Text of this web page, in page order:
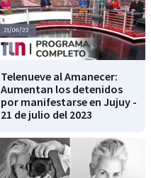
Telenueve al Amanecer:
Aumentan los detenidos
por manifestarse en Jujuy -
21 de julio del 2023